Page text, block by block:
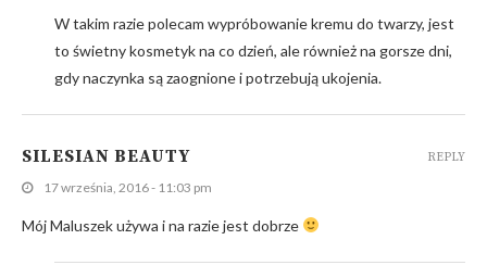
W takim razie polecam wypróbowanie kremu do twarzy, jest
to świetny kosmetyk na co dzień, ale również na gorsze dni,
gdy naczynka są zaognione i potrzebują ukojenia.
SILESIAN BEAUTY
17 września, 2016 - 11:03 pm
Mój Maluszek używa i na razie jest dobrze
REPLY